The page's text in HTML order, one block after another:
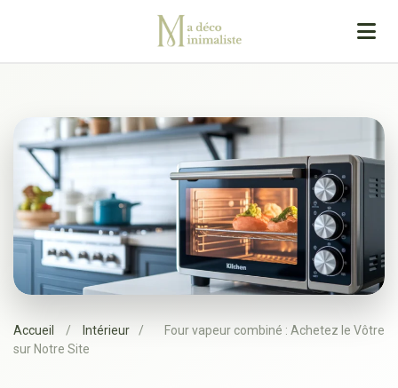
Accueil / Intérieur /
Four vapeur combiné : Achetez le Vôtre
sur Notre Site